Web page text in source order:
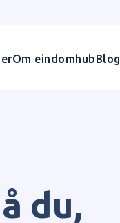
Om eindomhubBlog
du,